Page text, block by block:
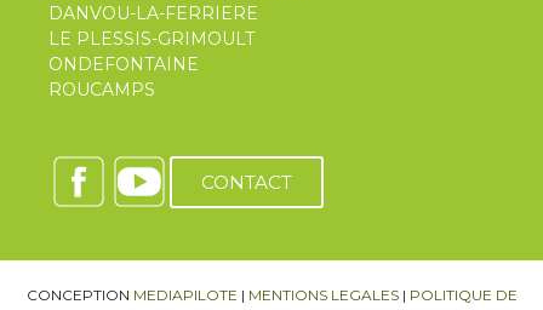
DANVOU-LA-FERRIERE
LE PLESSIS-GRIMOULT
ONDEFONTAINE
ROUCAMPS
CONTACT
CONCEPTION MEDIAPILOTE | MENTIONS LEGALES| POLITIQUE DE